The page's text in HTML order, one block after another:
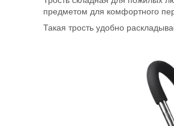
предметом для комфортного
Такая трость удобно